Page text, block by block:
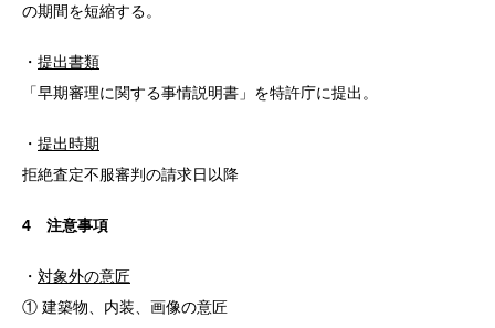
の期間を短縮する。
・ 提出書類
「早期審理に関する事情説明書」を特許庁に提出。
・ 提出時期
拒絶査定不服審判の請求日以降
4 注意事項
・ 対象外の意匠
① 建築物、内装、画像の意匠